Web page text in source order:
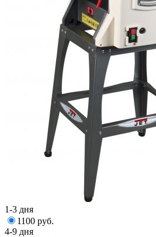
1-3 дня
1100 руб.
4-9 дня